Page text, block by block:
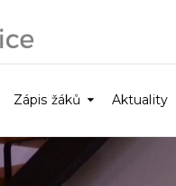
Zápis žáků Aktuality